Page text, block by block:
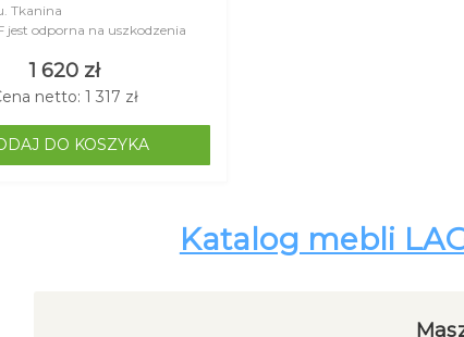
Tkanina
jest odporna na uszkodzenia
1 620 zł
netto: 1 317 zł
DO KOSZYKA
Katalog mebli